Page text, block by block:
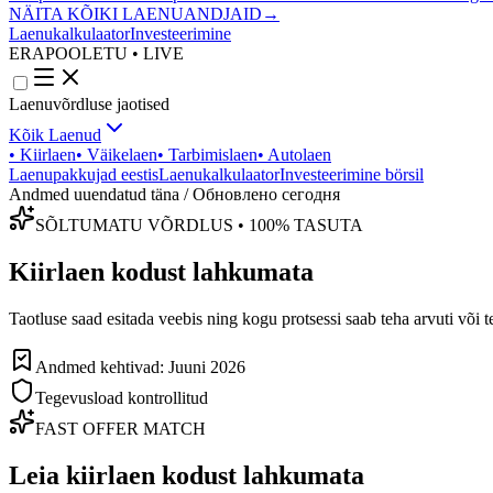
NÄITA KÕIKI LAENUANDJAID →
LaenukalkulaatorInvesteerimine
ERAPOOLETU • LIVE
Laenuvõrdluse jaotised
Kõik Laenud
• Kiirlaen• Väikelaen• Tarbimislaen• Autolaen
Laenupakkujad eestisLaenukalkulaatorInvesteerimine börsil
Andmed uuendatud täna / Обновлено сегодня
SÕLTUMATU VÕRDLUS • 100% TASUTA
Kiirlaen kodust lahkumata
Taotluse saad esitada veebis ning kogu protsessi saab teha arvuti või
Andmed kehtivad: Juuni 2026
Tegevusload kontrollitud
FAST OFFER MATCH
Leia kiirlaen kodust lahkumata